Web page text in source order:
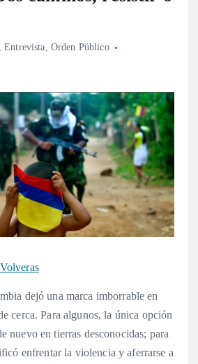
Entrevista, Orden Público
dejó una marca imborrable en
cerca. Para algunos, la única opción
nuevo en tierras desconocidas; para
enfrentar la violencia y aferrarse a